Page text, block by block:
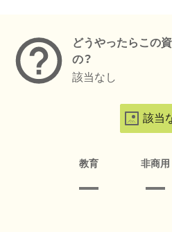
どうやったらこの
の？
該当なし
該当
教育 非商用